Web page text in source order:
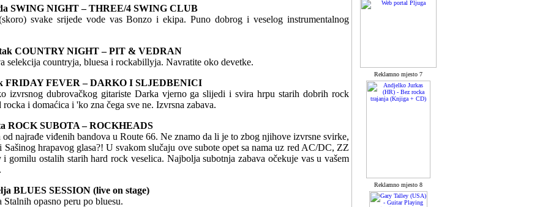
SWING NIGHT – THREE/4 SWING CLUB
svake srijede vode vas Bonzo i ekipa. Puno dobrog i veselog instrumentalnog
COUNTRY NIGHT – PIT & VEDRAN
selekcija countryja, bluesa i rockabillyja. Navratite oko devetke.
FRIDAY FEVER – DARKO I SLJEDBENICI
izvrsnog dubrovačkog gitariste Darka vjerno ga slijedi i svira hrpu starih dobrih rock
i domaćica i 'ko zna čega sve ne. Izvrsna zabava.
ROCK SUBOTA – ROCKHEADS
od najrađe viđenih bandova u Route 66. Ne znamo da li je to zbog njihove izvrsne svirke,
Sašinog hrapavog glasa?! U svakom slučaju ove subote opet sa nama uz red AC/DC, ZZ
gomilu ostalih starih hard rock veselica. Najbolja subotnja zabava očekuje vas u vašem
BLUES SESSION (live on stage)
opasno peru po bluesu.
Reklamno mjesto 7
Reklamno mjesto 8